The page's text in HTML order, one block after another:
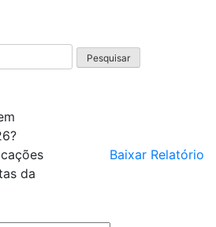
da
Baixar Relatório